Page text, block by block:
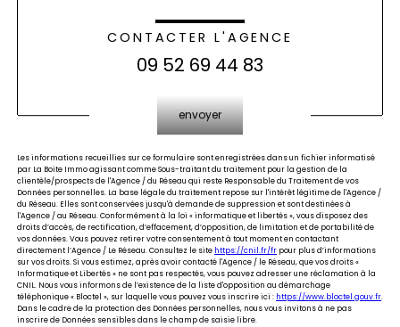
CONTACTER L'AGENCE
09 52 69 44 83
envoyer
Les informations recueillies sur ce formulaire sont enregistrées dans un fichier informatisé
par La Boite Immo agissant comme Sous-traitant du traitement pour la gestion de la
clientèle/prospects de l'Agence / du Réseau qui reste Responsable du Traitement de vos
Données personnelles. La base légale du traitement repose sur l'intérêt légitime de l'Agence /
du Réseau. Elles sont conservées jusqu'à demande de suppression et sont destinées à
l'Agence / au Réseau. Conformément à la loi « informatique et libertés », vous disposez des
droits d’accès, de rectification, d’effacement, d’opposition, de limitation et de portabilité de
vos données. Vous pouvez retirer votre consentement à tout moment en contactant
directement l’Agence / Le Réseau. Consultez le site https://cnil.fr/fr pour plus d’informations
sur vos droits. Si vous estimez, après avoir contacté l'Agence / le Réseau, que vos droits «
Informatique et Libertés » ne sont pas respectés, vous pouvez adresser une réclamation à la
CNIL. Nous vous informons de l’existence de la liste d'opposition au démarchage
téléphonique « Bloctel », sur laquelle vous pouvez vous inscrire ici : https://www.bloctel.gouv.fr.
Dans le cadre de la protection des Données personnelles, nous vous invitons à ne pas
inscrire de Données sensibles dans le champ de saisie libre.